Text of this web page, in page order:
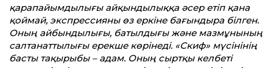
қарапайымдылығы айқындылыққа әсер етіп қана
қоймай, экспрессияны өз еркіне бағындыра білген.
Оның айбындылығы, батылдығы және мазмұнының
салтанаттылығы ерекше көрінеді. «Скиф» мүсінінің
басты тақырыбы – адам. Оның сыртқы келбеті